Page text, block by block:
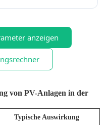
anzeigen
von PV-Anlagen in der
Typische Auswirkung